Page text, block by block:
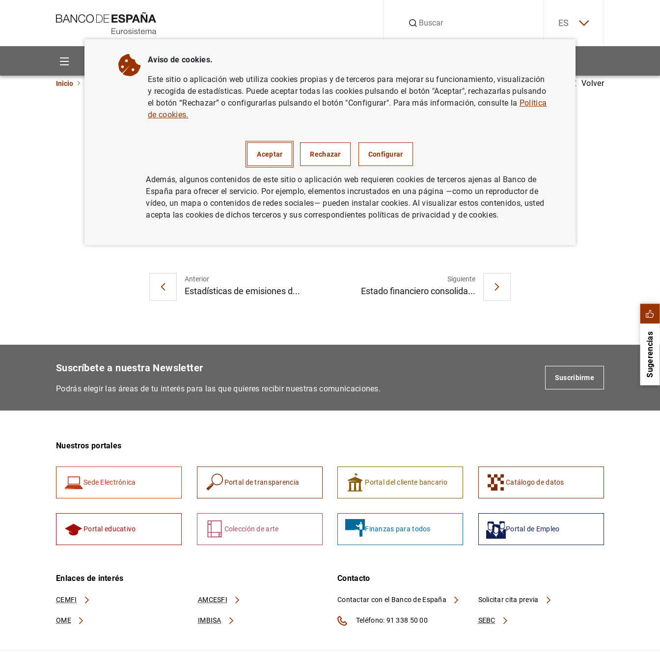
ES
Sobre el Banco Áreas de actuación
Inicio Noticias del Banco Central Europeo Notas de prensa del Banco Central Europeo Estadísticas sobre pagos correspondientes a 2013Volver
Estadísticas sobre pagos correspondientes a
Estadísticas sobre pagos correspondientes a 2013 (371KB
Anterior
Estadísticas de emisiones d...
Siguiente
Estado financiero consolida...
Sugerencias
Suscríbete a nuestra Newsletter
Podrás elegir las áreas de tu interés para las que quieres recibir nuestras comunicaciones.
Suscribirme
Nuestros portales
Sede Electrónica Portal de transparencia Portal del cliente bancario Catálogo de datos
Portal educativo Colección de arte Finanzas para todos Portal de Empleo
Enlaces de interés
CEMFI AMCESFI
OME IMBISA
Contacto
Contactar con el Banco de España
SEBC
Solicitar cita previa
Teléfono: 91 338 50 00
Aviso de cookies.
Este sitio o aplicación web utiliza cookies propias y de terceros para mejorar su funcionamiento, visualización
y recogida de estadísticas. Puede aceptar todas las cookies pulsando el botón "Aceptar", rechazarlas pulsando
el botón “Rechazar” o configurarlas pulsando el botón "Configurar". Para más información, consulte la Política
de cookies.
Aceptar Rechazar Configurar
Además, algunos contenidos de este sitio o aplicación web requieren cookies de terceros ajenas al Banco de
España para ofrecer el servicio. Por ejemplo, elementos incrustados en una página —como un reproductor de
vídeo, un mapa o contenidos de redes sociales— pueden instalar cookies. Al visualizar estos contenidos, usted
acepta las cookies de dichos terceros y sus correspondientes políticas de privacidad y de cookies.